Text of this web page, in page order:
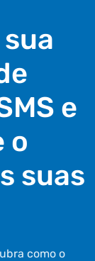
e
o
suas
como o